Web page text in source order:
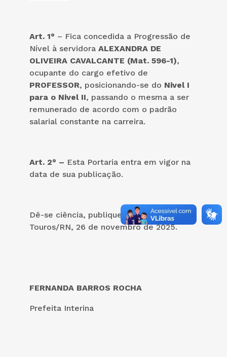
Art. 1° – Fica concedida a Progressão de
Nível à servidora ALEXANDRA DE
OLIVEIRA CAVALCANTE (Mat. 596-1),
ocupante do cargo efetivo de
PROFESSOR, posicionando-se do Nivel I
para o Nivel II, passando o mesma a ser
remunerado de acordo com o padrão
salarial constante na carreira.
Art. 2° – Esta Portaria entra em vigor na
data de sua publicação.
Dê-se ciência, publique-se cumpra-se.
Touros/RN, 26 de novembro de 2025.
FERNANDA BARROS ROCHA
Prefeita Interina